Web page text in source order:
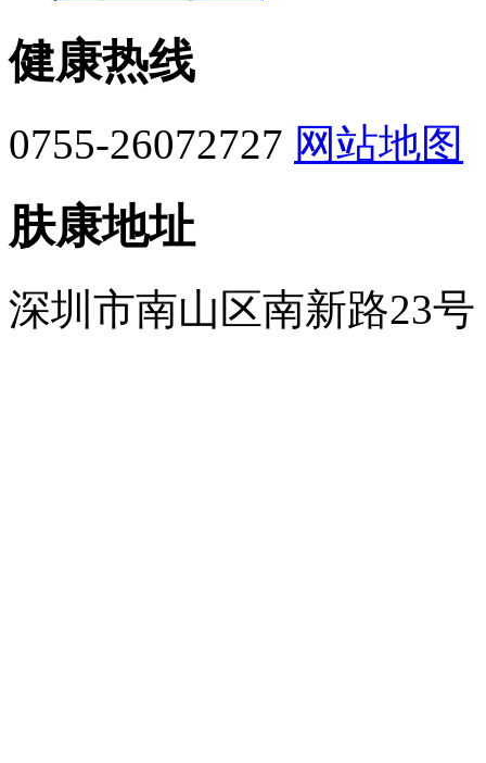
健康热线
0755-26072727 网站地图
肤康地址
深圳市南山区南新路23